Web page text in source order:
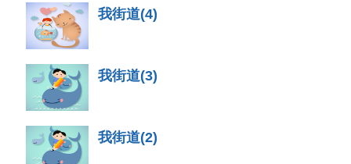
我街道(4)
我街道(3)
我街道(2)